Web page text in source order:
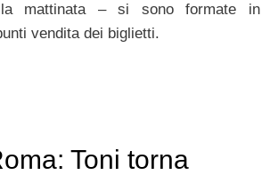
mattinata – si sono formate in
vendita dei biglietti.
Toni torna